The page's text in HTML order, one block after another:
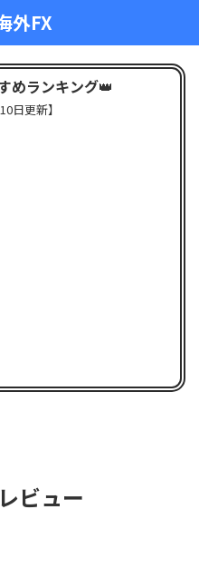
外FX
めランキング👑
日更新】
ビュー